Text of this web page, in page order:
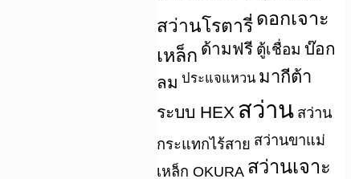
สว่านโรตารี่ ดอกเจาะ
เหล็ก ด้ามฟรี ตู้เชื่อม บ๊อก
ลม ประแจแหวน มากีต้า
ระบบ HEX สว่าน สว่าน
กระแทกไร้สาย สว่านขาแม่
เหล็ก OKURA สว่านเจาะ